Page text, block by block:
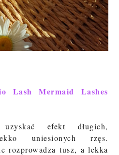
Lash Mermaid Lashes
efekt długich,
uniesionych rzęs.
rozprowadza tusz, a lekka